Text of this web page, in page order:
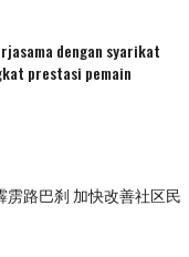
dengan syarikat
prestasi pemain
雳路巴刹 加快改善社区民